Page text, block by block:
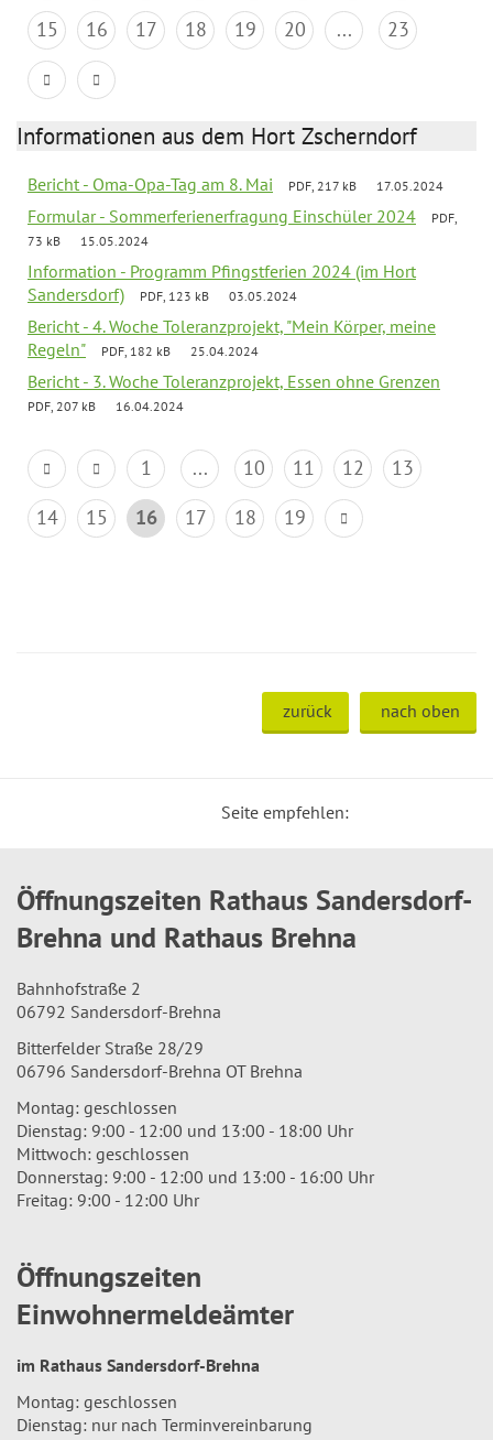
15
16 17 18 19 20 ... 23
Informationen aus dem Hort Zscherndorf
Bericht - Oma-Opa-Tag am 8. Mai PDF, 217 kB 17.05.2024
Formular - Sommerferienerfragung Einschüler 2024
PDF,
73 kB
15.05.2024
Information - Programm Pfingstferien 2024 (im Hort
Sandersdorf)
PDF, 123 kB 03.05.2024
Bericht - 4. Woche Toleranzprojekt, "Mein Körper, meine
Regeln"
PDF, 182 kB 25.04.2024
Bericht - 3. Woche Toleranzprojekt, Essen ohne Grenzen
PDF, 207 kB 16.04.2024
1 ... 10 11 12
13
14
15 16 17 18 19
zurück nach oben
Seite empfehlen:
Öffnungszeiten Rathaus Sandersdorf-
Brehna und Rathaus Brehna
Bahnhofstraße 2
06792 Sandersdorf-Brehna
Bitterfelder Straße 28/29
06796 Sandersdorf-Brehna OT Brehna
Montag: geschlossen
Dienstag: 9:00 - 12:00 und 13:00 - 18:00 Uhr
Mittwoch: geschlossen
Donnerstag: 9:00 - 12:00 und 13:00 - 16:00 Uhr
Freitag: 9:00 - 12:00 Uhr
Öffnungszeiten
Einwohnermeldeämter
im Rathaus Sandersdorf-Brehna
Montag: geschlossen
Dienstag: nur nach Terminvereinbarung